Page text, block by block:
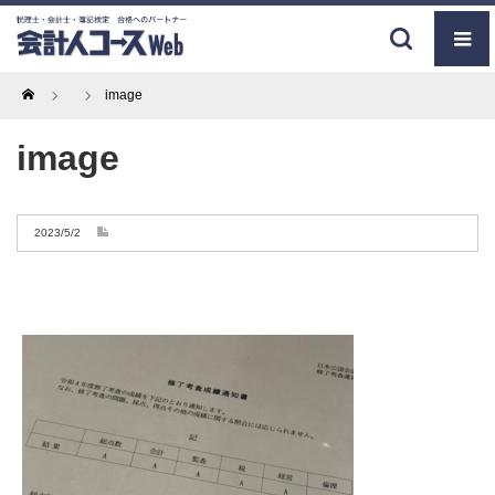
Home image
image
2023/5/2